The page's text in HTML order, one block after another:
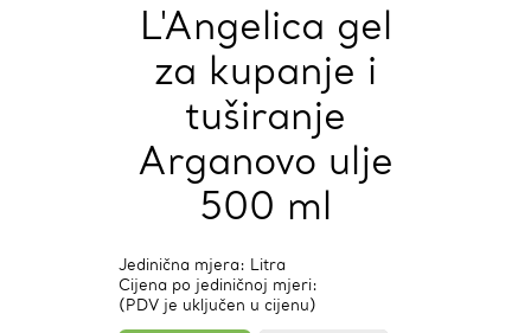
L'Angelica gel
za kupanje i
tuširanje
Arganovo ulje
500 ml
Jedinična mjera: Litra
Cijena po jediničnoj mjeri:
(PDV je uključen u cijenu)